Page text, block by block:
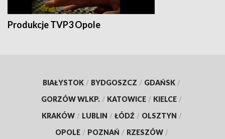
Produkcje TVP3 Opole
BIAŁYSTOK / BYDGOSZCZ / GDAŃSK /
GORZÓW WLKP. / KATOWICE / KIELCE /
KRAKÓW / LUBLIN / ŁÓDŹ / OLSZTYN /
OPOLE / POZNAŃ / RZESZÓW /